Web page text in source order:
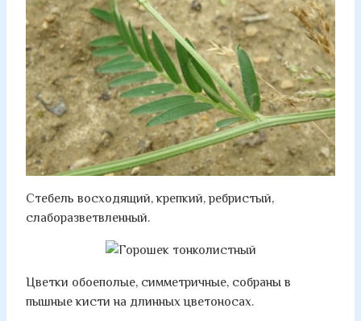
Стебель восходящий, крепкий, ребристый,
слаборазветвленный.
Цветки обоеполые, симметричные, собраны в
пышные кисти на длинных цветоносах.